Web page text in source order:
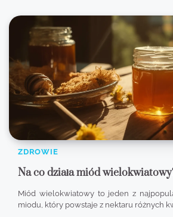
ZDROWIE
Na co działa miód
Miód wielokwiatowy to jeden z
miodu, który powstaje z nektaru różnych